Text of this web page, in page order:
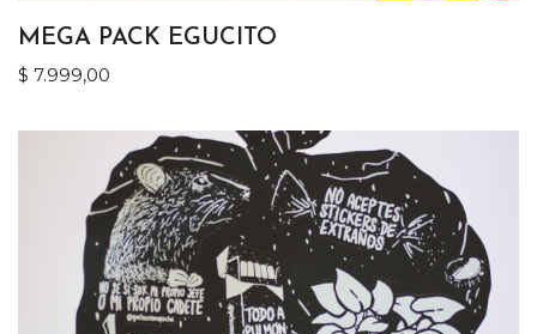
MEGA PACK EGUCITO
$ 7.999,00